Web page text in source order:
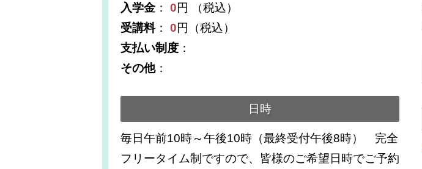
入学金 ： 0円 （税込）
受講料： 0円（税込）
支払い制度 ：
その他：
日時
毎日午前10時～午後10時（最終受付午後8時） 完全
フリータイム制ですので、皆様のご希望日時でご予約